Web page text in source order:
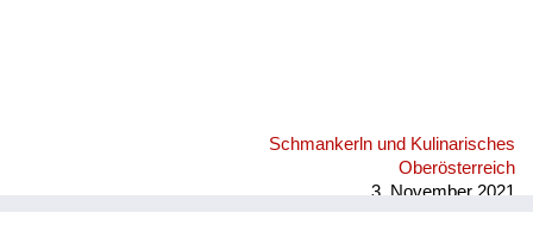
Schmankerln und Kulinarisches
Oberösterreich
3. November 2021